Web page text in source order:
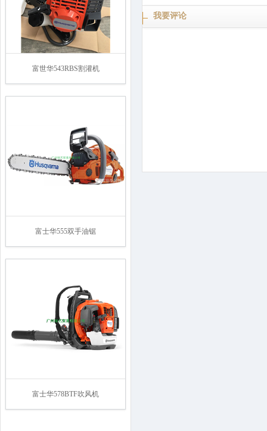
富世华543RBS割灌机
富士华555双手油锯
富士华578BTF吹风机
我要评论